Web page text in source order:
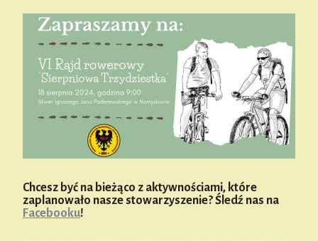
Chcesz być na bieżąco z aktywnościami, które
zaplanowało nasze stowarzyszenie? Śledź nas na
Facebooku!